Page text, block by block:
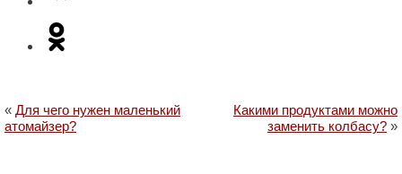
« Для чего нужен маленький
атомайзер?
Какими продуктами можно
заменить колбасу? »